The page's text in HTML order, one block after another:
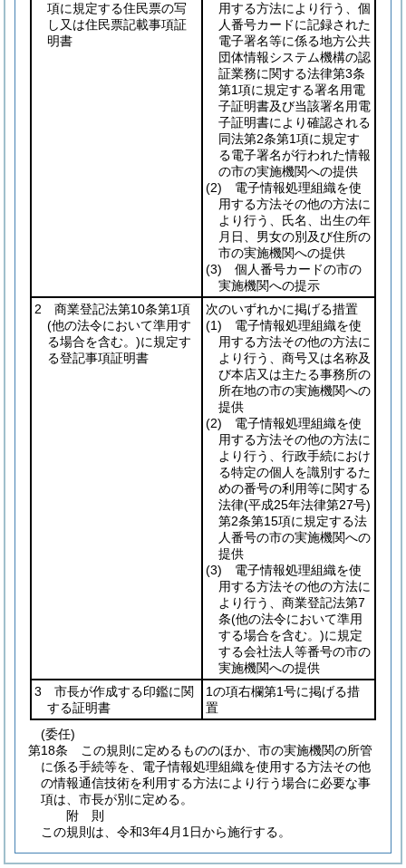
項に規定する住民票の写
し又は住民票記載事項証
明書
用する方法により行う、個
人番号カードに記録された
電子署名等に係る地方公共
団体情報システム機構の認
証業務に関する法律第3条
第1項に規定する署名用電
子証明書及び当該署名用電
子証明書により確認される
同法第2条第1項に規定す
る電子署名が行われた情報
の市の実施機関への提供
(2) 電子情報処理組織を使
用する方法その他の方法に
より行う、氏名、出生の年
月日、男女の別及び住所の
市の実施機関への提供
(3) 個人番号カードの市の
実施機関への提示
2 商業登記法第10条第1項
(他の法令において準用す
る場合を含む。)に規定す
る登記事項証明書
次のいずれかに掲げる措置
(1) 電子情報処理組織を使
用する方法その他の方法に
より行う、商号又は名称及
び本店又は主たる事務所の
所在地の市の実施機関への
提供
(2) 電子情報処理組織を使
用する方法その他の方法に
より行う、行政手続におけ
る特定の個人を識別するた
めの番号の利用等に関する
法律(平成25年法律第27号)
第2条第15項に規定する法
人番号の市の実施機関への
提供
(3) 電子情報処理組織を使
用する方法その他の方法に
より行う、商業登記法第7
条(他の法令において準用
する場合を含む。)に規定
する会社法人等番号の市の
実施機関への提供
3 市長が作成する印鑑に関
する証明書
1の項右欄第1号に掲げる措
置
(委任)
第18条
この規則に定めるもののほか、市の実施機関の所管
に係る手続等を、電子情報処理組織を使用する方法その他
の情報通信技術を利用する方法により行う場合に必要な事
項は、市長が別に定める。
附 則
この規則は、令和3年4月1日から施行する。